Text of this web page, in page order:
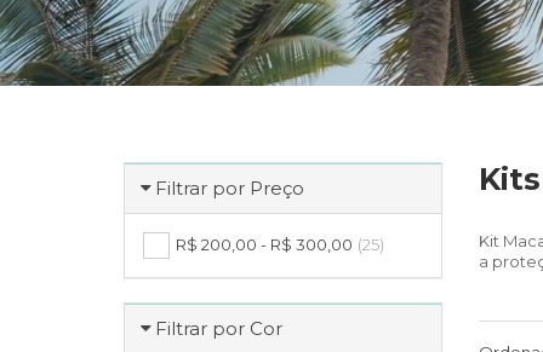
Filtrar por Preço
R$ 200,00 - R$ 300,00 (25)
Filtrar por Cor
Kit
a